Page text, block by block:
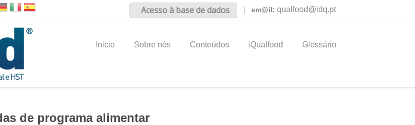
Acesso à base de dados | em@il: qualfood@idq.pt
Inicio Sobre nós Conteúdos iQualfood Glossário
de programa alimentar